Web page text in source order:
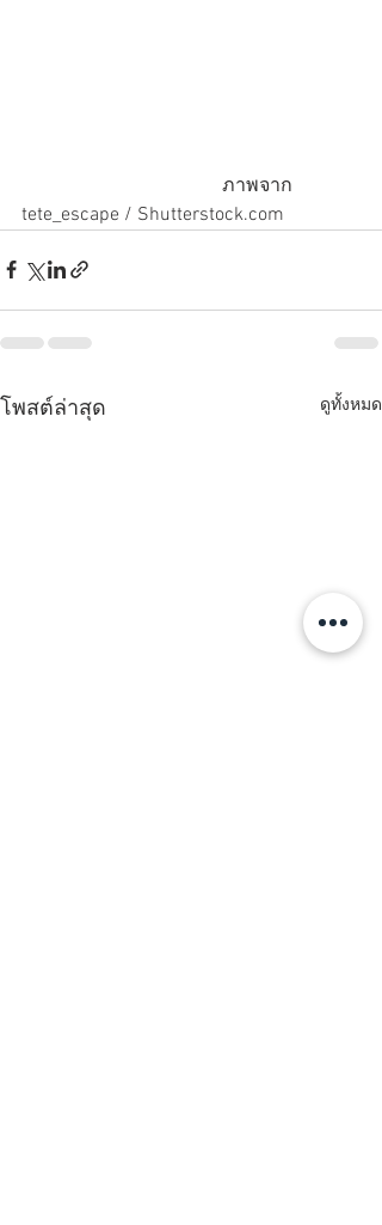
tete_escape / Shutterstock.com
โพสต์ล่าสุด ดูทั้งหมด